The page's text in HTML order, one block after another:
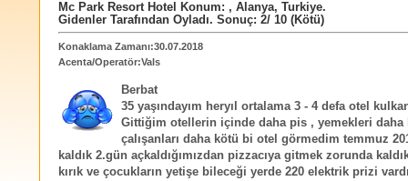
Mc Park Resort Hotel Konum: , Alanya, Turkiye.
Gidenler Tarafından Oyladı. Sonuç: 2/ 10 (Kötü)
Konaklama Zamanı:30.07.2018
Acenta/Operatör:Vals
Berbat
35 yaşındayım heryıl ortalama 3 - 4 defa otel
Gittiğim otellerin içinde daha pis , yemekleri daha
çalışanları daha kötü bi otel görmedim temmuz
kaldık 2.gün açkaldığımızdan pizzacıya gitmek zorunda
kırık ve çocukların yetişe bileceği yerde 220 elektrik prizi